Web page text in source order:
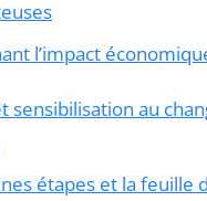
l’impact
sensibilisation au
étapes et la feuille